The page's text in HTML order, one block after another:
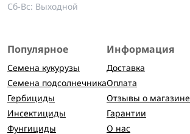
Сб-Вс: Выходной
Популярное
Семена кукурузы
Семена подсолнечника
Гербициды
Инсектициды
Фунгициды
Информация
Доставка
Оплата
Отзывы о магазине
Гарантии
О нас